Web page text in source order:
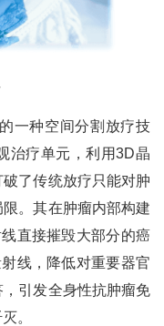
一种空间分割放疗技
治疗单元，利用3D晶
了传统放疗只能对肿
。其在肿瘤内部构建
直接摧毁大部分的癌
线，降低对重要器官
引发全身性抗肿瘤免
。